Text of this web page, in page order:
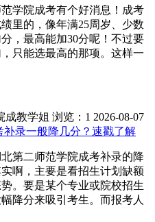
院成考有个好消息！成考
里的，像年满25周岁、少数
，最高能加30分呢！不过要
只能选最高的那项。这样一
成教学姐 浏览：1 2026-08-07
录一般降几分？速戳了解
二师范学院成考补录的降
啊，主要是看招生计划缺额
。要是某个专业或院校招生
降分来吸引考生。而报考人